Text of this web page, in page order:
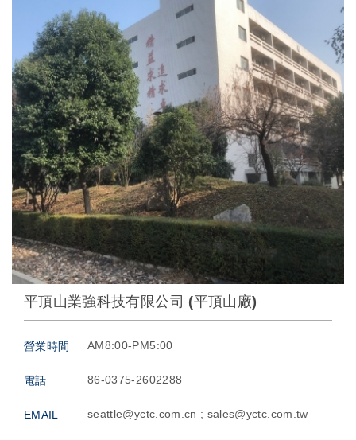
平頂山業強科技有限公司 (平頂山廠)
營業時間 AM8:00-PM5:00
電話 86-0375-2602288
EMAIL seattle@yctc.com.cn ; sales@yctc.com.tw